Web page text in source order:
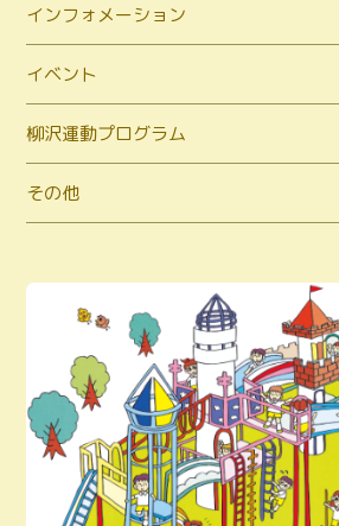
インフォメーション
イベント
柳沢運動プログラム
その他